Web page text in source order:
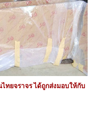
ทยจราจร ได้ถูกส่งมอบให้กับ